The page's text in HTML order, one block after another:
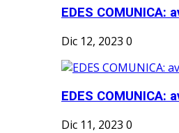
EDES COMUNICA:
Dic 12, 2023 0
EDES COMUNICA:
Dic 11, 2023 0